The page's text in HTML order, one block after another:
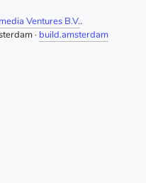
Ventures B.V..
· build.amsterdam